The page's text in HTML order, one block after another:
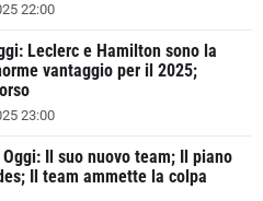
22:00
Leclerc e Hamilton sono la
vantaggio per il 2025;
23:00
Il suo nuovo team; Il piano
Il team ammette la colpa